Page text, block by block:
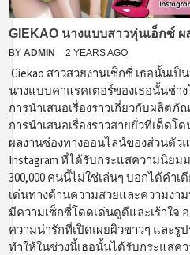
GIEKAO นางแบบสาวหุ่นเอ็กซ์
BY ADMIN 2 YEARS AGO
Giekao สาวสวยงานเซ็กซี่ เธอนั้นเ
นางแบบคาแรคเตอร์ของเธอนั้นช่า
การนำเสนอเรื่องราวเกี่ยวกับผลิต
การนำเสนอเรื่องราวสายยั่วที่เด็ดโ
ผลงานช่องทางออนไลน์ของส่วนตัว
Instagram ที่ได้รับกระแสความนิยม
300,000 คนนี้ไม่ใช่เล่นๆ บอกได้คำ
เด่นทางด้านความสวยและความงา
มีความเซ็กซี่โดดเด่นดูดีและเร้าใจ
ความน่ารักที่เปิดเผยผิวขาวๆ และรู
ทำให้ในช่วงนี้เธอนั้นได้รับกระแสค